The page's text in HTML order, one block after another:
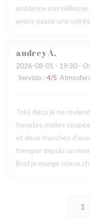
ambiance merveilleuse
avons passé une
audreyA
2026-08-01 - 19:30 -
Servizio : 4/5
Très déçu je ne
tomates molles
et deux tranches
tremper depuis un
Bref je mange mieux
1